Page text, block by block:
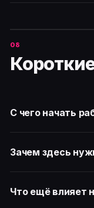
С чего начать
Зачем здесь
Что ещё влияет